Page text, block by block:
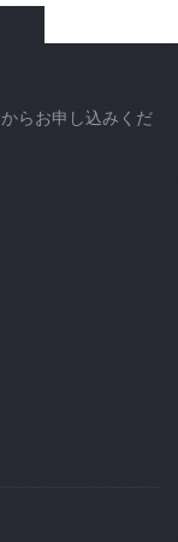
からお申し込みくだ